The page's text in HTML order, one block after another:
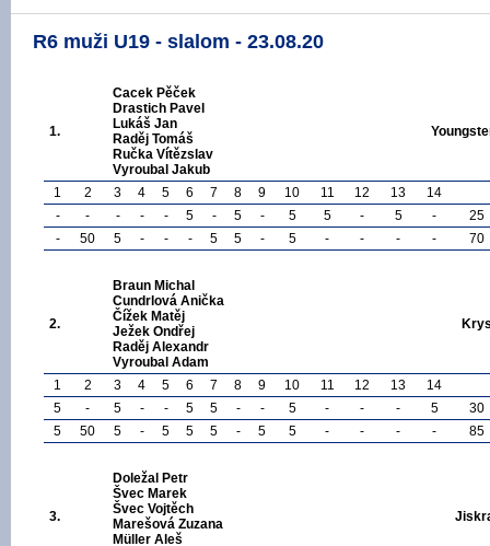
R6 muži U19 - slalom - 23.08.20
1.
Cacek Pěček
Drastich Pavel
Lukáš Jan
Raděj Tomáš
Ručka Vítězslav
Vyroubal Jakub
1 2 3 4 5 6 7 8 9 10 11 12 13
14
-
- - - - 5 - 5 - 5 5 - 5 -
25
-
50 5 - - - 5 5 - 5 - - - - 70
2.
Braun Michal
Cundrlová Anička
Čížek Matěj
Ježek Ondřej
Raděj Alexandr
Vyroubal Adam
1 2 3 4 5 6 7 8 9 10 11 12 13
14
5
- 5 - - 5 5 - - 5 - - - 5
30
5
50 5 - 5 5 5 - 5 5 - - - - 85
3.
Doležal Petr
Švec Marek
Švec Vojtěch
Marešová Zuzana
Müller Aleš